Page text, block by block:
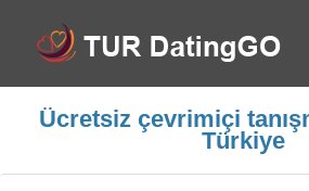
Ücretsiz çevrimiçi
Türkiye